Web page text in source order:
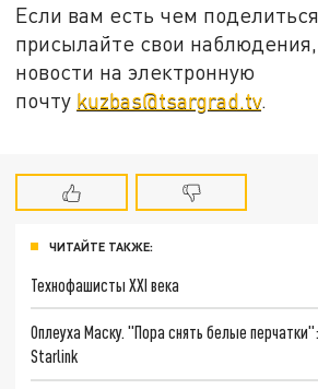
Если вам есть чем
присылайте свои
новости на электронную
почту kuzbas@tsargrad.tv.
ЧИТАЙТЕ ТАКЖЕ:
Технофашисты XXI века
Оплеуха Маску. "Пора снять белые
Starlink